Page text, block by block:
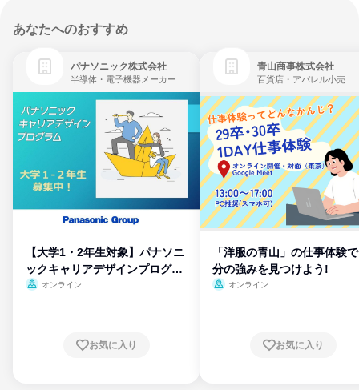
あなたへのおすすめ
パナソニック株式会社
半導体・電子機器メーカー
【大学1・2年生対象】パナソニ
ックキャリアデザインプログラ
ム
オンライン
お気に入り
青山商事株式会社
百貨店・アパレル小売
「洋服の青山」の仕事体験
分の強みを見つけよう!
オンライン
お気に入り